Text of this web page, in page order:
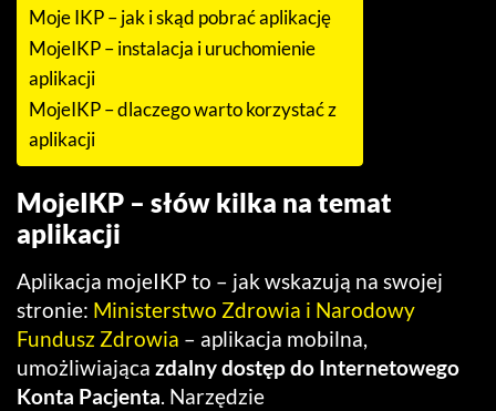
Moje IKP – jak i skąd pobrać aplikację
MojeIKP – instalacja i uruchomienie
aplikacji
MojeIKP – dlaczego warto korzystać z
aplikacji
MojeIKP – słów kilka na temat
aplikacji
Aplikacja mojeIKP to – jak wskazują na swojej
stronie: Ministerstwo Zdrowia i Narodowy
Fundusz Zdrowia – aplikacja mobilna,
umożliwiająca zdalny dostęp do Internetowego
Konta Pacjenta. Narzędzie